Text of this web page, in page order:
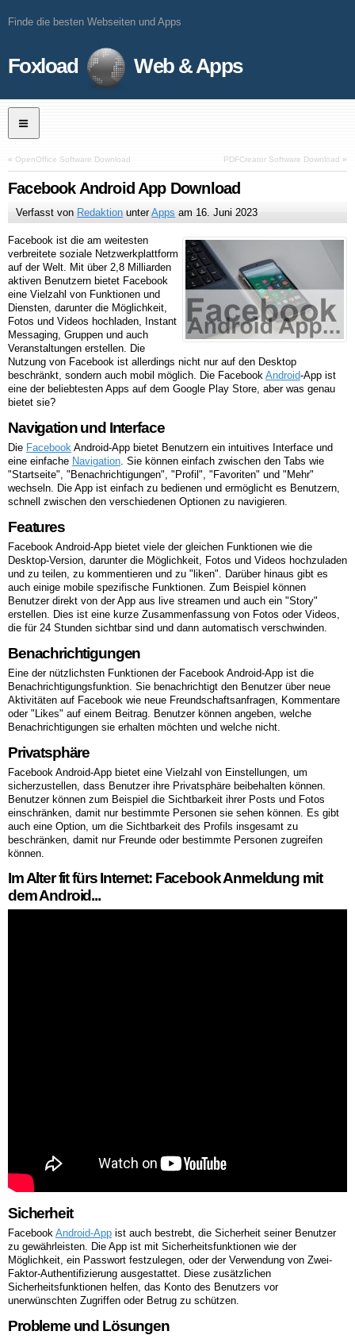
Finde die besten Webseiten und Apps
Foxload Web & Apps
« OpenOffice Software Download PDFCreator Software Download »
Facebook Android App Download
Verfasst von Redaktion unterApps am 16. Juni 2023
Facebook ist die am weitesten
verbreitete soziale Netzwerkplattform
auf der Welt. Mit über 2,8 Milliarden
aktiven Benutzern bietet Facebook
eine Vielzahl von Funktionen und
Diensten, darunter die Möglichkeit,
Fotos und Videos hochladen, Instant
Messaging, Gruppen und auch
Veranstaltungen erstellen. Die
Nutzung von Facebook ist allerdings nicht nur auf den Desktop
beschränkt, sondern auch mobil möglich. Die Facebook Android-App ist
eine der beliebtesten Apps auf dem Google Play Store, aber was genau
bietet sie?
Navigation und Interface
Die Facebook Android-App bietet Benutzern ein intuitives Interface und
eine einfache Navigation . Sie können einfach zwischen den Tabs wie
"Startseite", "Benachrichtigungen", "Profil", "Favoriten" und "Mehr"
wechseln. Die App ist einfach zu bedienen und ermöglicht es Benutzern,
schnell zwischen den verschiedenen Optionen zu navigieren.
Features
Facebook Android-App bietet viele der gleichen Funktionen wie die
Desktop-Version, darunter die Möglichkeit, Fotos und Videos hochzuladen
und zu teilen, zu kommentieren und zu "liken". Darüber hinaus gibt es
auch einige mobile spezifische Funktionen. Zum Beispiel können
Benutzer direkt von der App aus live streamen und auch ein "Story"
erstellen. Dies ist eine kurze Zusammenfassung von Fotos oder Videos,
die für 24 Stunden sichtbar sind und dann automatisch verschwinden.
Benachrichtigungen
Eine der nützlichsten Funktionen der Facebook Android-App ist die
Benachrichtigungsfunktion. Sie benachrichtigt den Benutzer über neue
Aktivitäten auf Facebook wie neue Freundschaftsanfragen, Kommentare
oder "Likes" auf einem Beitrag. Benutzer können angeben, welche
Benachrichtigungen sie erhalten möchten und welche nicht.
Privatsphäre
Facebook Android-App bietet eine Vielzahl von Einstellungen, um
sicherzustellen, dass Benutzer ihre Privatsphäre beibehalten können.
Benutzer können zum Beispiel die Sichtbarkeit ihrer Posts und Fotos
einschränken, damit nur bestimmte Personen sie sehen können. Es gibt
auch eine Option, um die Sichtbarkeit des Profils insgesamt zu
beschränken, damit nur Freunde oder bestimmte Personen zugreifen
können.
Im Alter fit fürs Internet: Facebook Anmeldung mit
dem Android...
Sicherheit
Facebook Android-App ist auch bestrebt, die Sicherheit seiner Benutzer
zu gewährleisten. Die App ist mit Sicherheitsfunktionen wie der
Möglichkeit, ein Passwort festzulegen, oder der Verwendung von Zwei-
Faktor-Authentifizierung ausgestattet. Diese zusätzlichen
Sicherheitsfunktionen helfen, das Konto des Benutzers vor
unerwünschten Zugriffen oder Betrug zu schützen.
Probleme und Lösungen